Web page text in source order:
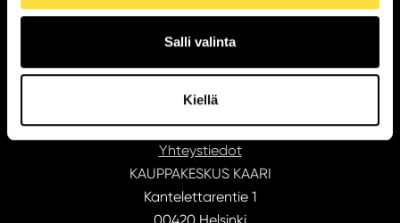
Salli valinta
Kiellä
Liikkeet ja palvelut
Tarjoukset
Lounas
Aukioloajat
Yhteystiedot
KAUPPAKESKUS KAARI
Kantelettarentie 1